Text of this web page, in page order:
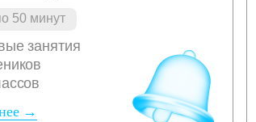
занятия
50 минут
→